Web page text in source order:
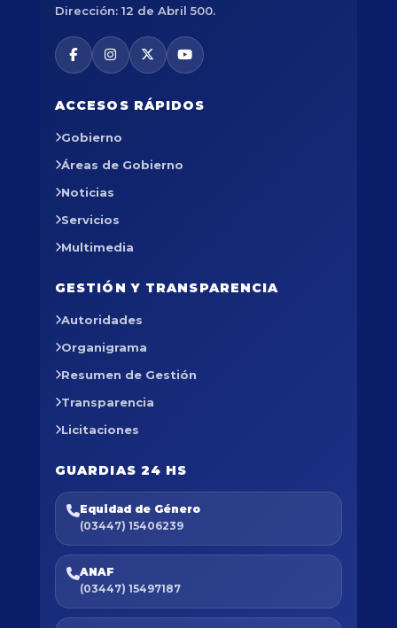
Dirección: 12 de Abril 500.
ACCESOS RÁPIDOS
Gobierno
Áreas de Gobierno
Noticias
Servicios
Multimedia
GESTIÓN Y TRANSPARENCIA
Autoridades
Organigrama
Resumen de Gestión
Transparencia
Licitaciones
GUARDIAS 24 HS
Equidad de Género
(03447) 15406239
ANAF
(03447) 15497187